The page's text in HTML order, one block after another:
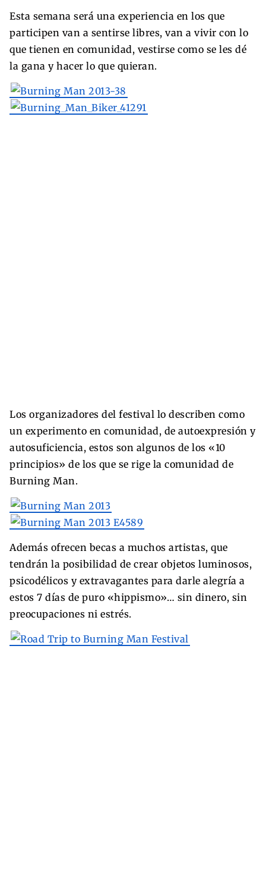
Esta semana será una experiencia en los que
participen van a sentirse libres, van a vivir con lo
que tienen en comunidad, vestirse como se les dé
la gana y hacer lo que quieran.
Los organizadores del festival lo describen como
un experimento en comunidad, de autoexpresión y
autosuficiencia, estos son algunos de los «10
principios» de los que se rige la comunidad de
Burning Man.
Además ofrecen becas a muchos artistas, que
tendrán la posibilidad de crear objetos luminosos,
psicodélicos y extravagantes para darle alegría a
estos 7 días de puro «hippismo»… sin dinero, sin
preocupaciones ni estrés.